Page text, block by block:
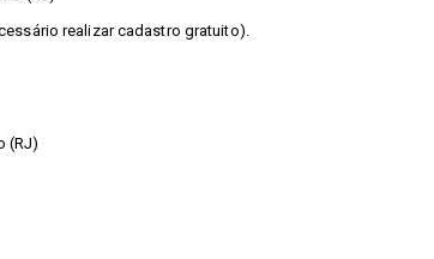
realizar cadastro gratuito).
(RJ)